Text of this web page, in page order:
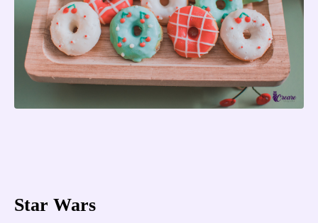
Star Wars